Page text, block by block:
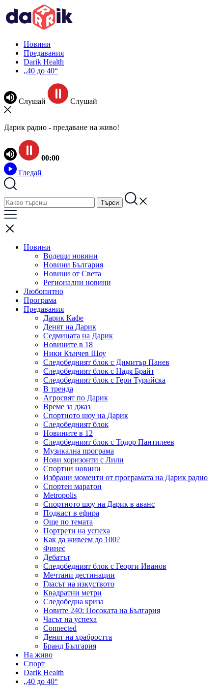
Новини
Предавания
Darik Health
„40 до 40“
Слушай Слушай
Дарик радио - предаване на живо!
00:00
Гледай
Новини
Водещи новини
Новини България
Новини от Света
Регионални новини
Любопитно
Програма
Предавания
Дарик Кафе
Денят на Дарик
Седмицата на Дарик
Новините в 18
Ники Кънчев Шоу
Следобедният блок с Димитър Панев
Следобедният блок с Надя Брайт
Следобедният блок с Гери Турийска
В тренда
Агросвят по Дарик
Време за джаз
Спортното шоу на Дарик
Следобедният блок
Новините в 12
Следобедният блок с Тодор Пантилеев
Музикална програма
Нови хоризонти с Лили
Спортни новини
Избрани моменти от програмата на Дарик радио
Спортен маратон
Metropolis
Спортното шоу на Дарик в аванс
Подкаст в ефира
Още по темата
Портрети на успеха
Как да живеем до 100?
Финес
Дебатът
Следобедният блок с Георги Иванов
Мечтани дестинации
Гласът на изкуството
Квадратни метри
Следобедна криза
Новите 240: Посоката на България
Часът на успеха
Connected
Денят на храбростта
Бранд България
На живо
Спорт
Darik Health
„40 до 40“